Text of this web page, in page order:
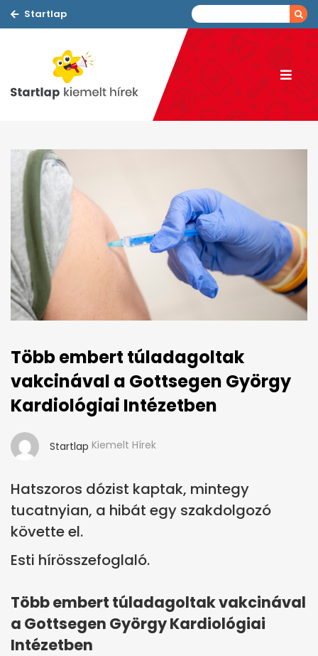
Startlap
Több embert túladagoltak
vakcinával a Gottsegen György
Kardiológiai Intézetben
Startlap Kiemelt Hírek
Hatszoros dózist kaptak, mintegy
tucatnyian, a hibát egy szakdolgozó
követte el.
Esti hírösszefoglaló.
Több embert túladagoltak vakcinával
a Gottsegen György Kardiológiai
Intézetben